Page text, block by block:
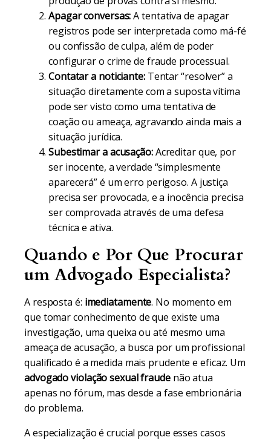
Apagar conversas:A tentativa de apagar
registros pode ser interpretada como má-fé
ou confissão de culpa, além de poder
configurar o crime de fraude processual.
Contatar a noticiante:Tentar “resolver” a
situação diretamente com a suposta vítima
pode ser visto como uma tentativa de
coação ou ameaça, agravando ainda mais a
situação jurídica.
Subestimar a acusação:Acreditar que, por
ser inocente, a verdade “simplesmente
aparecerá” é um erro perigoso. A justiça
precisa ser provocada, e a inocência precisa
ser comprovada através de uma defesa
técnica e ativa.
Quando e Por Que Procurar
um Advogado Especialista?
A resposta é: imediatamente. No momento em
que tomar conhecimento de que existe uma
investigação, uma queixa ou até mesmo uma
ameaça de acusação, a busca por um profissional
qualificado é a medida mais prudente e eficaz. Um
advogado violação sexual fraudenão atua
apenas no fórum, mas desde a fase embrionária
do problema.
A especialização é crucial porque esses casos